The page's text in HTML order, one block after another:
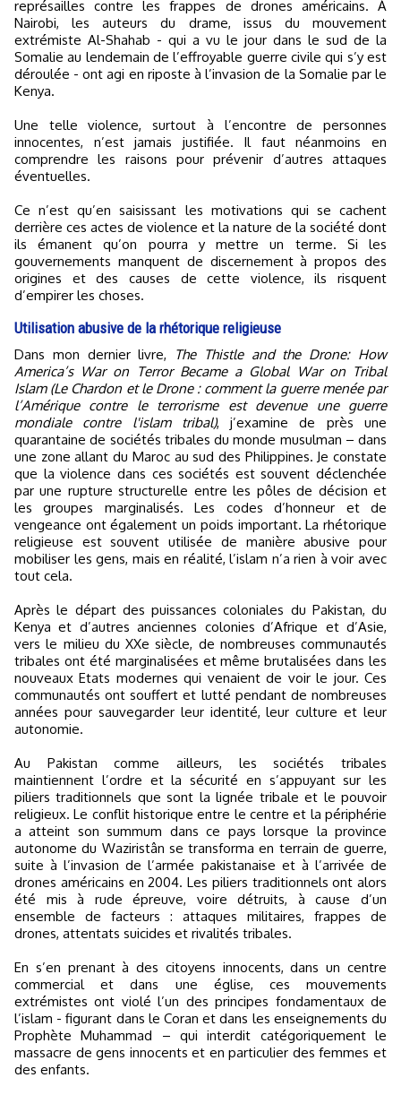
représailles contre les frappes de drones américains. À
Nairobi, les auteurs du drame, issus du mouvement
extrémiste Al-Shahab - qui a vu le jour dans le sud de la
Somalie au lendemain de l’effroyable guerre civile qui s’y est
déroulée - ont agi en riposte à l’invasion de la Somalie par le
Kenya.
Une telle violence, surtout à l’encontre de personnes
innocentes, n’est jamais justifiée. Il faut néanmoins en
comprendre les raisons pour prévenir d’autres attaques
éventuelles.
Ce n’est qu’en saisissant les motivations qui se cachent
derrière ces actes de violence et la nature de la société dont
ils émanent qu’on pourra y mettre un terme. Si les
gouvernements manquent de discernement à propos des
origines et des causes de cette violence, ils risquent
d’empirer les choses.
Utilisation abusive de la rhétorique religieuse
Dans mon dernier livre, The Thistle and the Drone: How
America’s War on Terror Became a Global War on Tribal
Islam (Le Chardon et le Drone : comment la guerre menée par
l’Amérique contre le terrorisme est devenue une guerre
mondiale contre l'islam tribal), j’examine de près une
quarantaine de sociétés tribales du monde musulman – dans
une zone allant du Maroc au sud des Philippines. Je constate
que la violence dans ces sociétés est souvent déclenchée
par une rupture structurelle entre les pôles de décision et
les groupes marginalisés. Les codes d’honneur et de
vengeance ont également un poids important. La rhétorique
religieuse est souvent utilisée de manière abusive pour
mobiliser les gens, mais en réalité, l’islam n’a rien à voir avec
tout cela.
Après le départ des puissances coloniales du Pakistan, du
Kenya et d’autres anciennes colonies d’Afrique et d’Asie,
vers le milieu du XXe siècle, de nombreuses communautés
tribales ont été marginalisées et même brutalisées dans les
nouveaux Etats modernes qui venaient de voir le jour. Ces
communautés ont souffert et lutté pendant de nombreuses
années pour sauvegarder leur identité, leur culture et leur
autonomie.
Au Pakistan comme ailleurs, les sociétés tribales
maintiennent l’ordre et la sécurité en s’appuyant sur les
piliers traditionnels que sont la lignée tribale et le pouvoir
religieux. Le conflit historique entre le centre et la périphérie
a atteint son summum dans ce pays lorsque la province
autonome du Waziristân se transforma en terrain de guerre,
suite à l’invasion de l’armée pakistanaise et à l’arrivée de
drones américains en 2004. Les piliers traditionnels ont alors
été mis à rude épreuve, voire détruits, à cause d’un
ensemble de facteurs : attaques militaires, frappes de
drones, attentats suicides et rivalités tribales.
En s’en prenant à des citoyens innocents, dans un centre
commercial et dans une église, ces mouvements
extrémistes ont violé l’un des principes fondamentaux de
l’islam - figurant dans le Coran et dans les enseignements du
Prophète Muhammad – qui interdit catégoriquement le
massacre de gens innocents et en particulier des femmes et
des enfants.